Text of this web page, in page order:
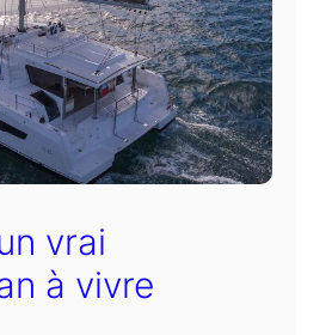
vrai
à vivre